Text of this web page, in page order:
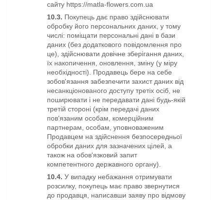
сайту https://matla-flowers.com.ua
10.3. Покупець дає право здійснювати
обробку його персональних даних, у тому
числі: поміщати персональні дані в бази
даних (без додаткового повідомлення про
це), здійснювати довічне зберігання даних,
їх накопичення, оновлення, зміну (у міру
необхідності). Продавець бере на себе
зобов'язання забезпечити захист даних від
несанкціонованого доступу третіх осіб, не
поширювати і не передавати дані будь-якій
третій стороні (крім передачі даних
пов'язаним особам, комерційним
партнерам, особам, уповноваженим
Продавцем на здійснення безпосередньої
обробки даних для зазначених цілей, а
також на обов'язковий запит
компетентного державного органу).
10.4. У випадку небажання отримувати
розсилку, покупець має право звернутися
до продавця, написавши заяву про відмову